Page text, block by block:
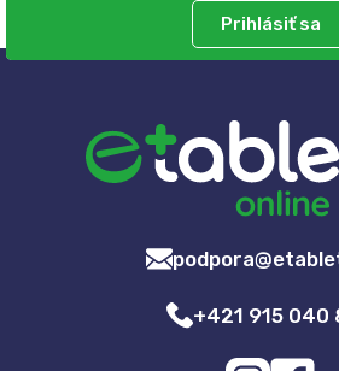
Prihlásiť sa
+421 915 040